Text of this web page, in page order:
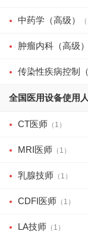
中药学（高级）
肿瘤内科（高级）
传染性疾病控制（
全国医用设备使用
CT医师 （1）
MRI医师 （1）
乳腺技师 （1）
CDFI医师 （1）
LA技师 （1）